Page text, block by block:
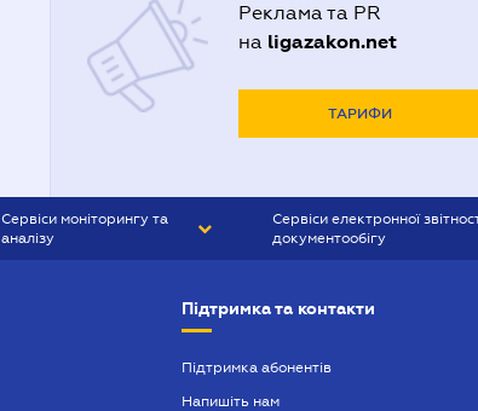
Реклама та PR
на ligazakon.net
ТАРИФИ
Сервіси моніторингу та
аналізу
Сервіси електронної
документообігу
Підтримка та контакти
Підтримка абонентів
Напишіть нам